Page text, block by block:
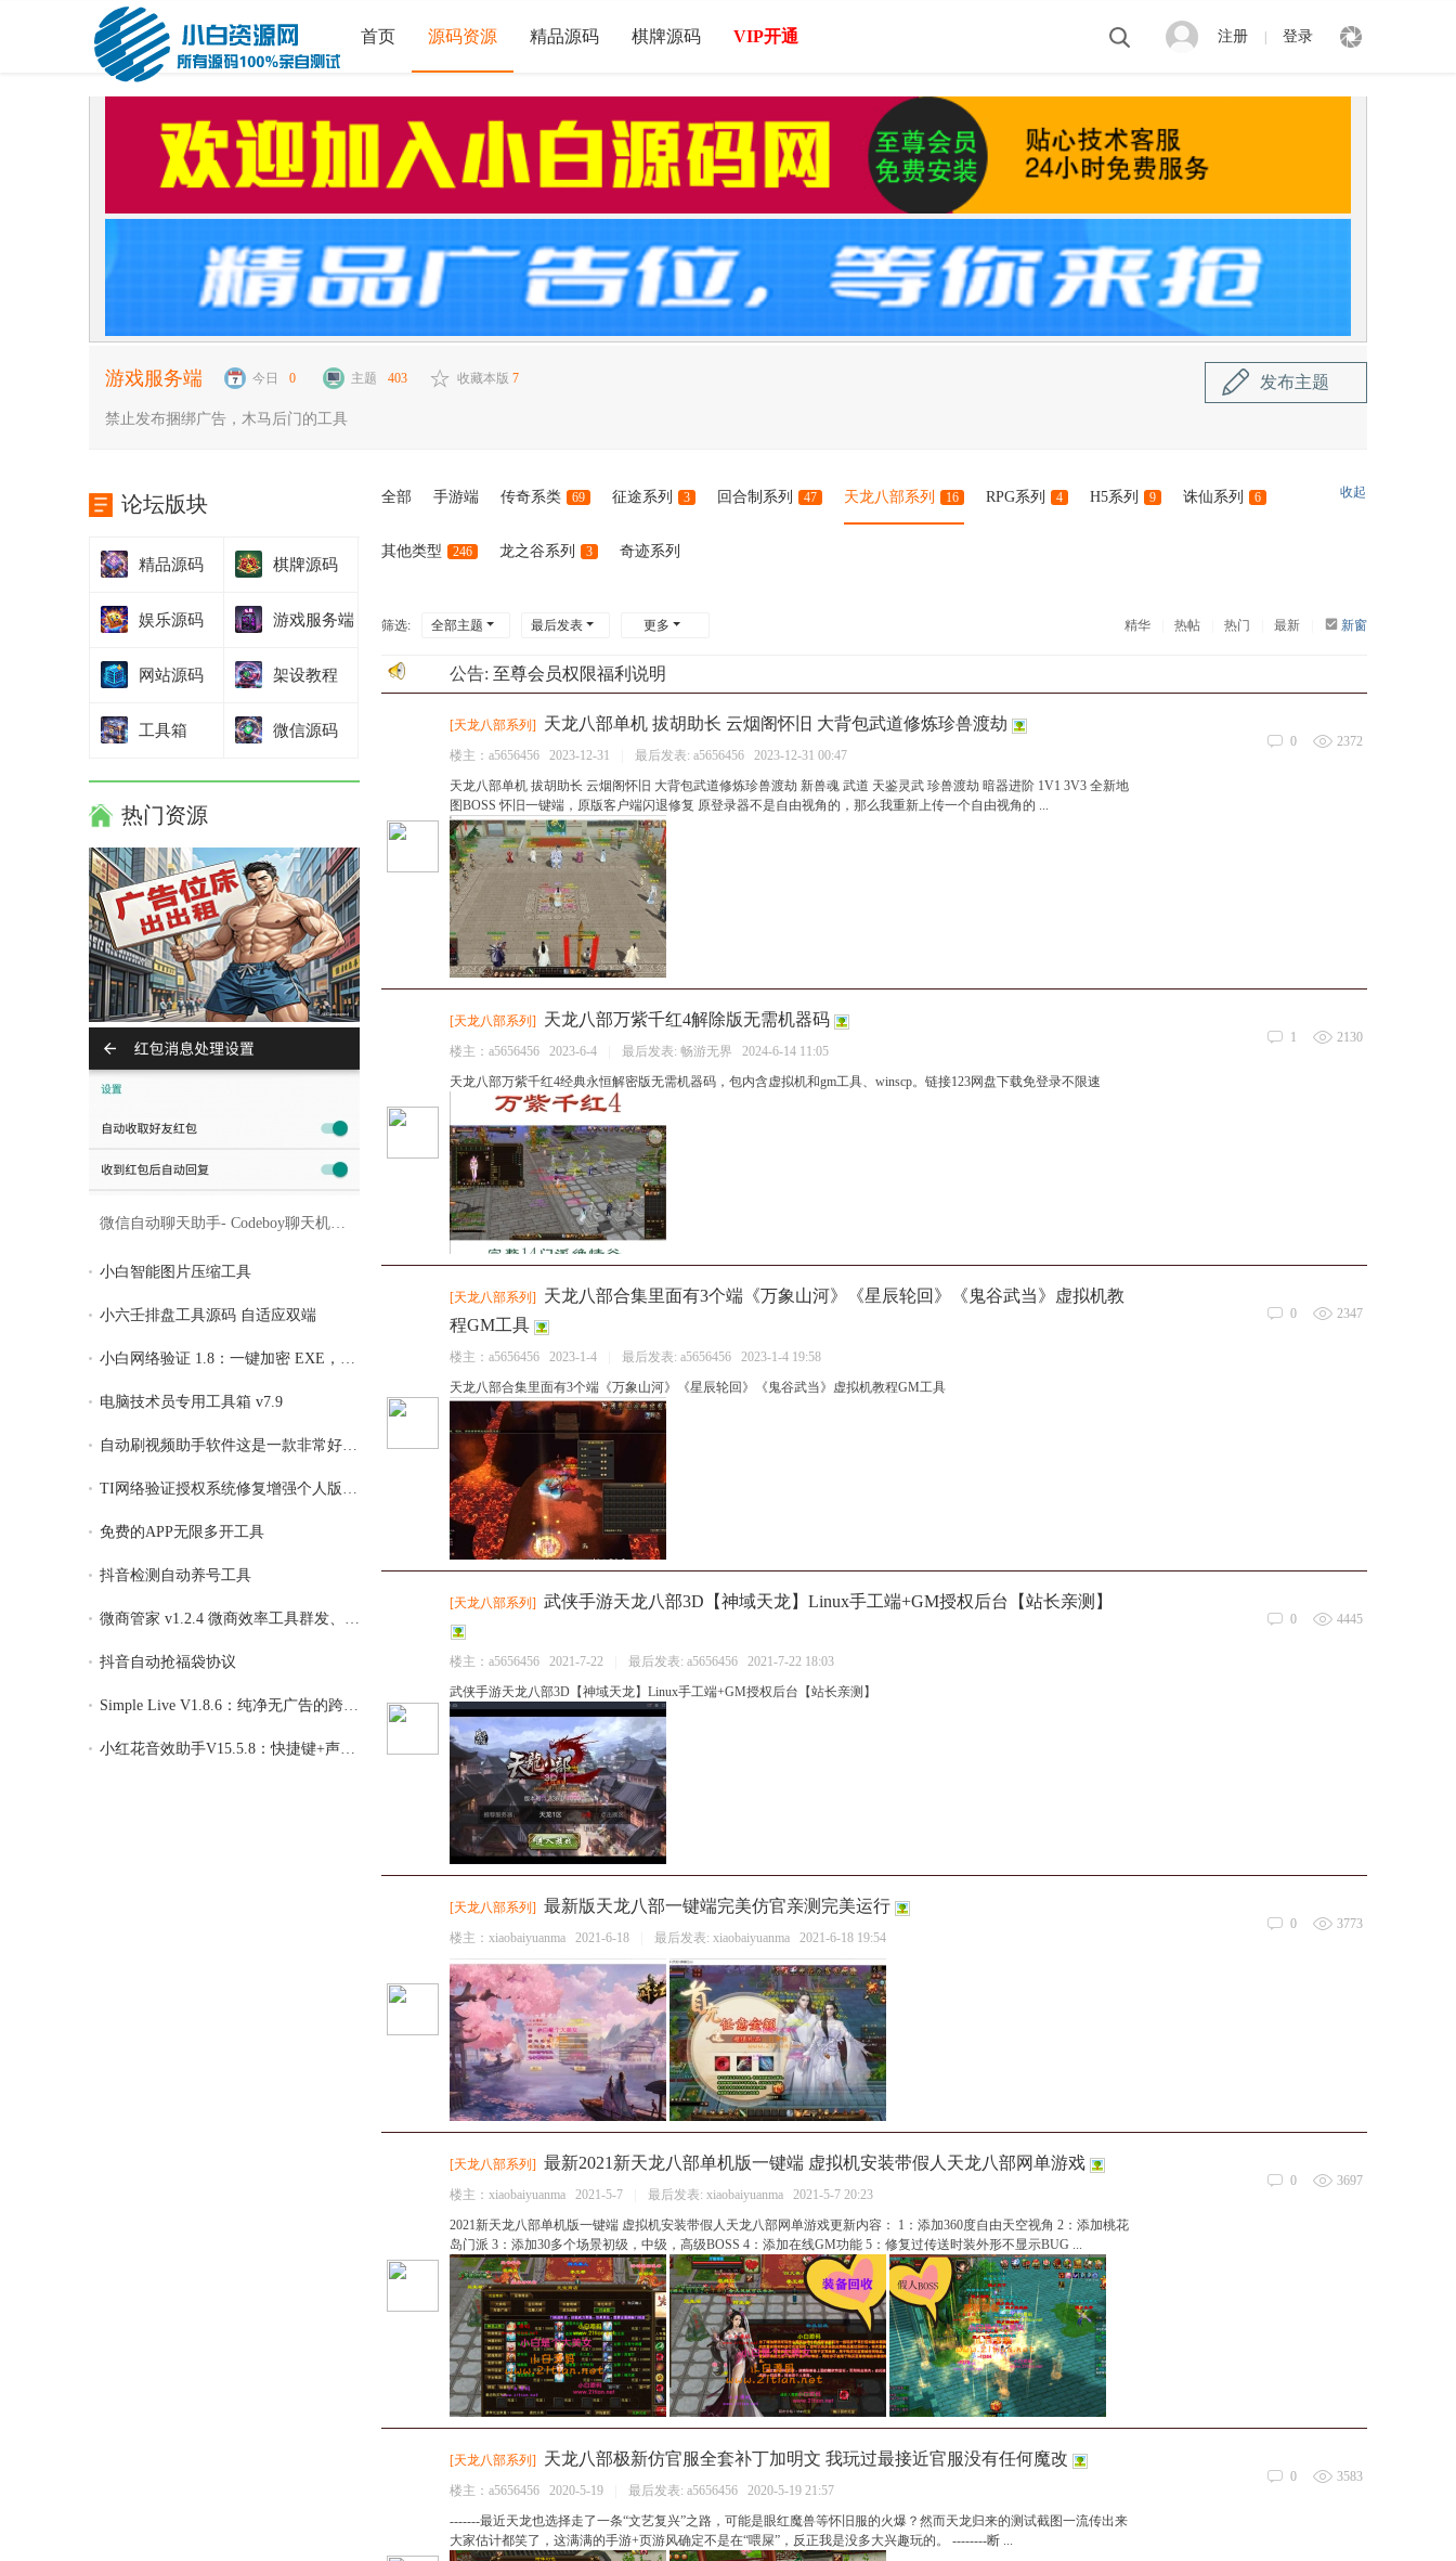
首页 源码资源 精品源码 棋牌源码 VIP开通 注册 登录
游戏服务端 今日 0 主题 403 收藏本版 7
禁止发布捆绑广告，木马后门的工具
发布主题
收起
全部 手游端 传奇系类 69 征途系列 3 回合制系列 47 天龙八部系列 16 RPG系列 4 H5系列 9 诛仙系列 6
其他类型 246 龙之谷系列 3 奇迹系列
筛选: 全部主题 最后发表 更多 新窗
最新
热门
热帖
精华
公告: 至尊会员权限福利说明
[天龙八部系列] 天龙八部单机 拔胡助长 云烟阁怀旧 大背包武道修炼珍兽渡劫
楼主： a5656456 2023-12-31 最后发表: a5656456
2023-12-31 00:47
天龙八部单机 拔胡助长 云烟阁怀旧 大背包武道修炼珍兽渡劫 新兽魂 武道 天鉴灵武 珍兽渡劫 暗器进阶 1V1 3V3 全新地
图BOSS 怀旧一键端，原版客户端闪退修复 原登录器不是自由视角的，那么我重新上传一个自由视角的 ...
0 2372
[天龙八部系列] 天龙八部万紫千红4解除版无需机器码
楼主： a5656456 2023-6-4 最后发表: 畅游无界
2024-6-14 11:05
天龙八部万紫千红4经典永恒解密版无需机器码，包内含虚拟机和gm工具、winscp。链接123网盘下载免登录不限速
1 2130
[天龙八部系列] 天龙八部合集里面有3个端《万象山河》《星辰轮回》《鬼谷武当》虚拟机教
程GM工具
楼主： a5656456 2023-1-4 最后发表: a5656456
2023-1-4 19:58
天龙八部合集里面有3个端《万象山河》《星辰轮回》《鬼谷武当》虚拟机教程GM工具
0 2347
[天龙八部系列] 武侠手游天龙八部3D【神域天龙】Linux手工端+GM授权后台【站长亲测】
楼主： a5656456 2021-7-22 最后发表: a5656456
2021-7-22 18:03
武侠手游天龙八部3D【神域天龙】Linux手工端+GM授权后台【站长亲测】
0 4445
[天龙八部系列] 最新版天龙八部一键端完美仿官亲测完美运行
楼主： xiaobaiyuanma 2021-6-18 最后发表: xiaobaiyuanma 2021-6-18 19:54
0 3773
[天龙八部系列] 最新2021新天龙八部单机版一键端 虚拟机安装带假人天龙八部网单游戏
楼主： xiaobaiyuanma 2021-5-7 最后发表: xiaobaiyuanma
2021-5-7 20:23
2021新天龙八部单机版一键端 虚拟机安装带假人天龙八部网单游戏更新内容： 1：添加360度自由天空视角 2：添加桃花
岛门派 3：添加30多个场景初级，中级，高级BOSS 4：添加在线GM功能 5：修复过传送时装外形不显示BUG ...
0 3697
[天龙八部系列] 天龙八部极新仿官服全套补丁加明文 我玩过最接近官服没有任何魔改
楼主： a5656456 2020-5-19 最后发表: a5656456
2020-5-19 21:57
-------最近天龙也选择走了一条“文艺复兴”之路，可能是眼红魔兽等怀旧服的火爆？然而天龙归来的测试截图一流传出来
大家估计都笑了，这满满的手游+页游风确定不是在“喂屎”，反正我是没多大兴趣玩的。 --------断 ...
0 3583
论坛版块
精品源码 棋牌源码
娱乐源码 游戏服务端
网站源码 架设教程
工具箱 微信源码
热门资源
小白智能图片压缩工具
小六壬排盘工具源码 自适应双端
电脑技术员专用工具箱 v7.9
免费的APP无限多开工具
抖音检测自动养号工具
抖音自动抢福袋协议